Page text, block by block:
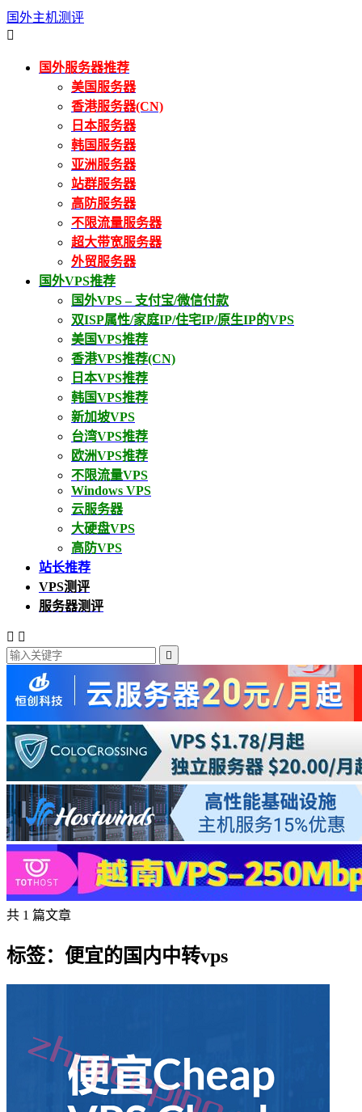
国外主机测评

国外服务器推荐
美国服务器
香港服务器(CN)
日本服务器
韩国服务器
亚洲服务器
站群服务器
高防服务器
不限流量服务器
超大带宽服务器
外贸服务器
国外VPS推荐
国外VPS – 支付宝/微信付款
双ISP属性/家庭IP/住宅IP/原生IP的VPS
美国VPS推荐
香港VPS推荐(CN)
日本VPS推荐
韩国VPS推荐
新加坡VPS
台湾VPS推荐
欧洲VPS推荐
不限流量VPS
Windows VPS
云服务器
大硬盘VPS
高防VPS
站长推荐
VPS测评
服务器测评
 

共 1 篇文章
标签：便宜的国内中转vps